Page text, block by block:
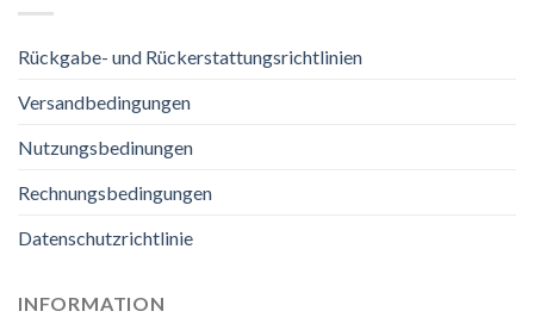
Rückgabe- und Rückerstattungsrichtlinien
Versandbedingungen
Nutzungsbedinungen
Rechnungsbedingungen
Datenschutzrichtlinie
INFORMATION